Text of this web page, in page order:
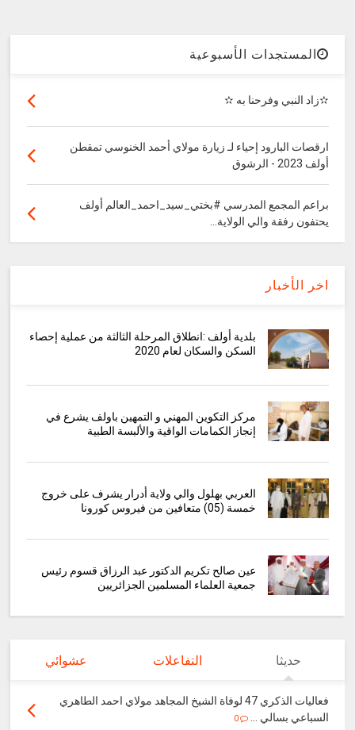
المستجدات الأسبوعية
✫زاد النبي وفرحنا به ✫
ارقصات البارود إحياء لـ زيارة مولاي أحمد الخنوسي تمقطن
أولف 2023 - الرشوق
براعم المجمع المدرسي #بختي_سيد_احمد_العالم أولف
يحتفون رفقة والي الولاية...
اخر الأخبار
بلدية أولف :انطلاق المرحلة الثالثة من عملية إحصاء
السكن والسكان لعام 2020
مركز التكوين المهني و التمهين باولف يشرع في
إنجاز الكمامات الواقية والألبسة الطبية
العربي بهلول والي ولاية أدرار يشرف على خروج
خمسة (05) متعافين من فيروس كورونا
عين صالح تكريم الدكتور عبد الرزاق قسوم رئيس
جمعية العلماء المسلمين الجزائريين
حديثا التفاعلات عشوائي
فعاليات الذكري 47 لوفاة الشيخ المجاهد مولاي احمد الطاهري
السباعي بسالي ...
0